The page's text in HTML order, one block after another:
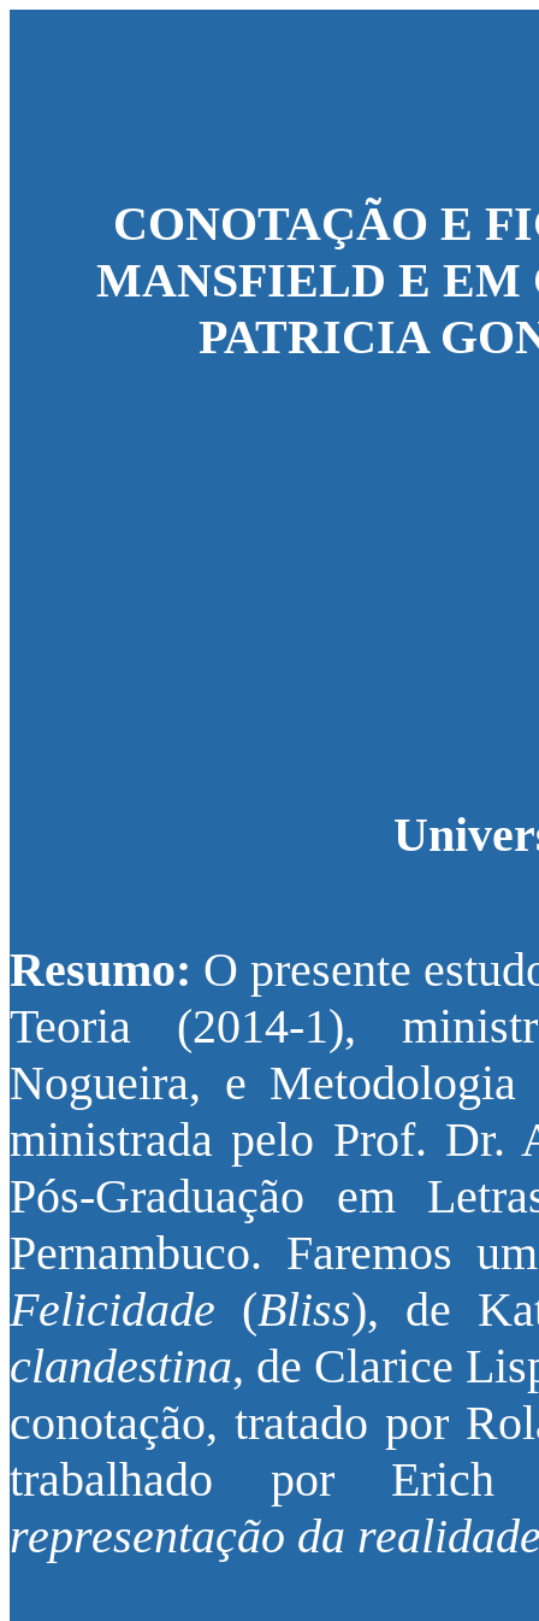
CONOTAÇÃO E
MANSFIELD E EM
PATRICIA
Resumo: O presente
Teoria (2014-1),
Nogueira, e
ministrada pelo Prof. Dr.
Pós-Graduação em
Pernambuco. Faremos
Felicidade (Bliss), de
clandestina, de Clarice
conotação, tratado por
trabalhado por
representação da